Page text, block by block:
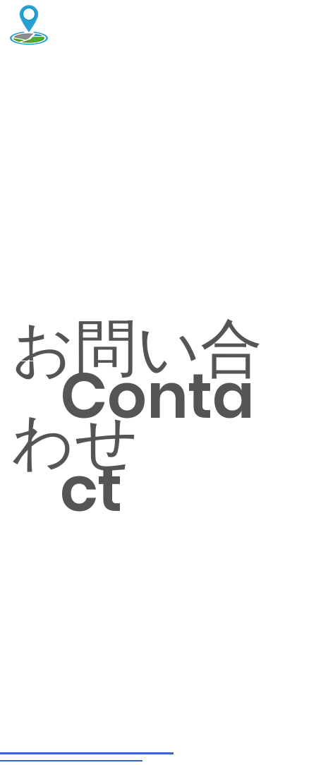
お問い合
わせ
Conta
ct